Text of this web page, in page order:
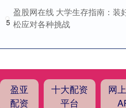
5
盈股网在线 大学生存指南：装
松应对各种挑战
盈亚
配资
十大配资
平台
网